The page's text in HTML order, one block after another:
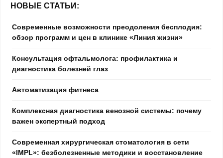
НОВЫЕ СТАТЬИ:
Современные возможности преодоления бесплодия:
обзор программ и цен в клинике «Линия жизни»
Консультация офтальмолога: профилактика и
диагностика болезней глаз
Автоматизация фитнеса
Комплексная диагностика венозной системы: почему
важен экспертный подход
Современная хирургическая стоматология в сети
«IMPL»: безболезненные методики и восстановление